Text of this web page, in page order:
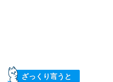
ざっくり言うと